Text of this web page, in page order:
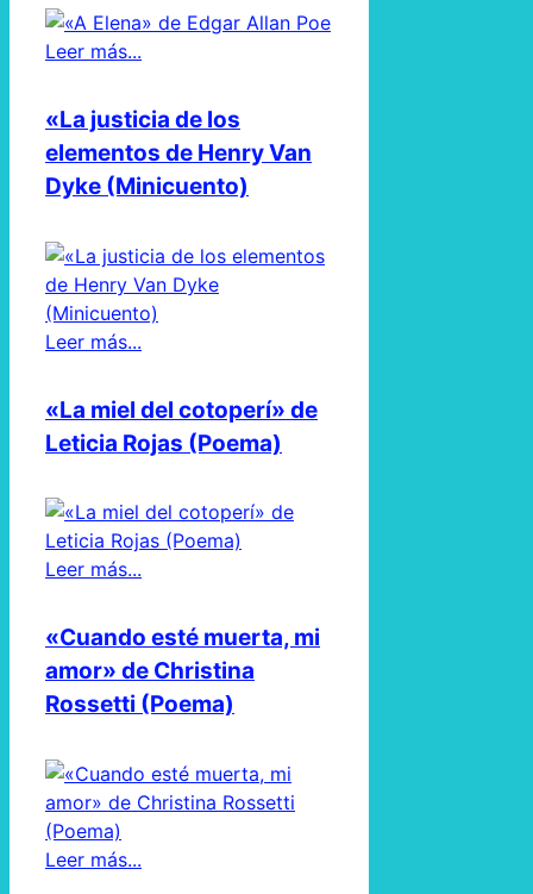
Leer más...
«La justicia de los
elementos de Henry Van
Dyke (Minicuento)
Leer más...
«La miel del cotoperí» de
Leticia Rojas (Poema)
Leer más...
«Cuando esté muerta, mi
amor» de Christina
Rossetti (Poema)
Leer más...